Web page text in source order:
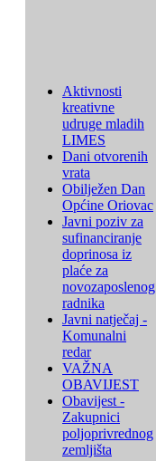
Aktivnosti
kreativne
udruge mladih
LIMES
Dani otvorenih
vrata
Obilježen Dan
Općine Oriovac
Javni poziv za
sufinanciranje
doprinosa iz
plaće za
novozaposlenog
radnika
Javni natječaj -
Komunalni
redar
VAŽNA
OBAVIJEST
Obavijest -
Zakupnici
poljoprivrednog
zemljišta